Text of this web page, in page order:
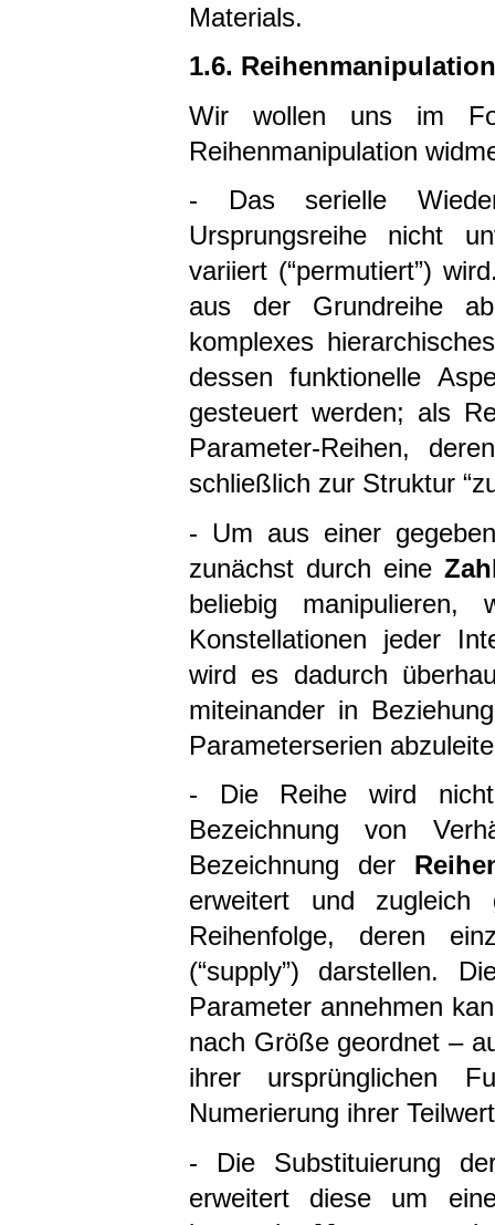
Materials.
1.6.
Wir wollen uns im
Reihenmanipulation
- Das serielle
Ursprungsreihe nicht
variiert (“permutiert”)
aus der Grundreihe
komplexes
dessen funktionelle
gesteuert werden; als
Parameter-Reihen,
schließlich zur Struktur
- Um aus einer
zunächst durch eine
beliebig manipulieren,
Konstellationen jeder
wird es dadurch
miteinander in
Parameterserien
- Die Reihe wird
Bezeichnung von
Bezeichnung der
erweitert und
Reihenfolge, deren
(“supply”) darstellen.
Parameter annehmen
nach Größe geordnet –
ihrer ursprünglichen
Numerierung ihrer
- Die Substituierung
erweitert diese um